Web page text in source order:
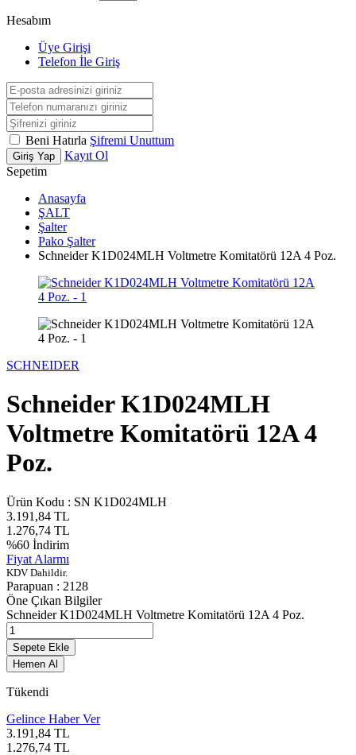
Hesabım
Üye Girişi
Telefon İle Giriş
Beni Hatırla Şifremi Unuttum
Giriş Yap
Kayıt Ol
Sepetim
Anasayfa
ŞALT
Şalter
Pako Şalter
Schneider K1D024MLH Voltmetre Komitatörü 12A 4 Poz.
SCHNEIDER
Schneider K1D024MLH
Voltmetre Komitatörü 12A 4
Poz.
Ürün Kodu : SN K1D024MLH
3.191,84 TL
1.276,74 TL
%60 İndirim
Fiyat Alarmı
KDV Dahildir.
Parapuan : 2128
Öne Çıkan Bilgiler
Schneider K1D024MLH Voltmetre Komitatörü 12A 4 Poz.
Sepete Ekle
Hemen Al
Tükendi
Gelince Haber Ver
3.191,84 TL
1.276,74 TL